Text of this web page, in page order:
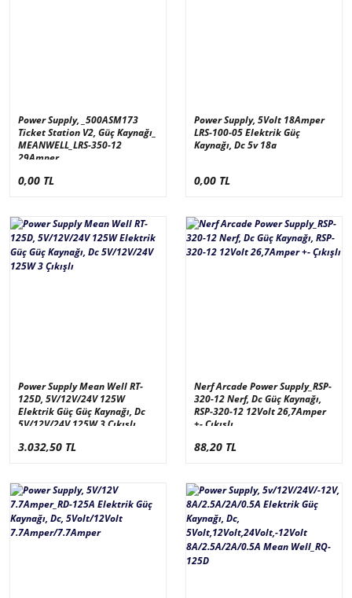
Power Supply, _500ASM173
Ticket Station V2, Güç Kaynağı_
MEANWELL_LRS-350-12
29Amper
0,00 TL
Power Supply, 5Volt 18Amper
LRS-100-05 Elektrik Güç
Kaynağı, Dc 5v 18a
0,00 TL
Power Supply Mean Well RT-
125D, 5V/12V/24V 125W
Elektrik Güç Güç Kaynağı, Dc
5V/12V/24V 125W 3 Çıkışlı
3.032,50 TL
Nerf Arcade Power Supply_RSP-
320-12 Nerf, Dc Güç Kaynağı,
RSP-320-12 12Volt 26,7Amper
+- Çıkışlı
88,20 TL